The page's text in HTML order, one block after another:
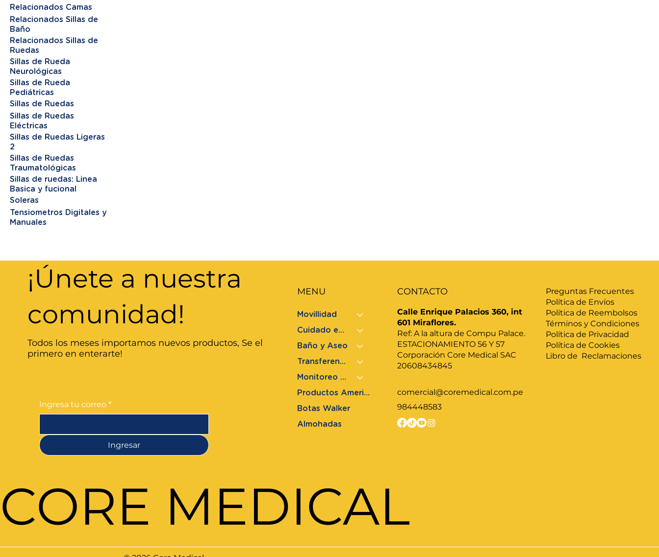
Relacionados Camas
Relacionados Sillas de
Baño
Relacionados Sillas de
Ruedas
Sillas de Rueda
Neurológicas
Sillas de Rueda
Pediátricas
Sillas de Ruedas
Sillas de Ruedas
Eléctricas
Sillas de Ruedas Ligeras
2
Sillas de Ruedas
Traumatológicas
Sillas de ruedas: Linea
Basica y fucional
Soleras
Tensiometros Digitales y
Manuales
Ingresa tu correo *
Ingresar
Todos los meses importamos nuevos productos, Se el
primero en enterarte!
¡Únete a nuestra
comunidad!
MENU
Movillidad
Cuidado en Cama
Baño y Aseo
Transferencia
Monitoreo de Salud
Productos Americanos
Botas Walker
Almohadas
Preguntas Frecuentes
Política de Envíos
Política de Reembolsos
Términos y Condiciones
Política de Privacidad
Política de Cookies
Libro de Reclamaciones
984448583
comercial@coremedical.com.pe
Calle Enrique Palacios 360, int
601 Miraflores.
Ref: A la altura de Compu Palace.
ESTACIONAMIENTO 56 Y 57
Corporación Core Medical SAC
20608434845
CONTACTO
CORE MEDICAL